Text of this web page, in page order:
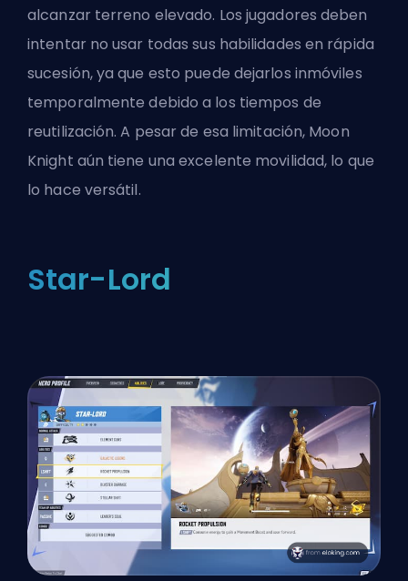
alcanzar terreno elevado. Los jugadores deben
intentar no usar todas sus habilidades en rápida
sucesión, ya que esto puede dejarlos inmóviles
temporalmente debido a los tiempos de
reutilización. A pesar de esa limitación, Moon
Knight aún tiene una excelente movilidad, lo que
lo hace versátil.
Star-Lord